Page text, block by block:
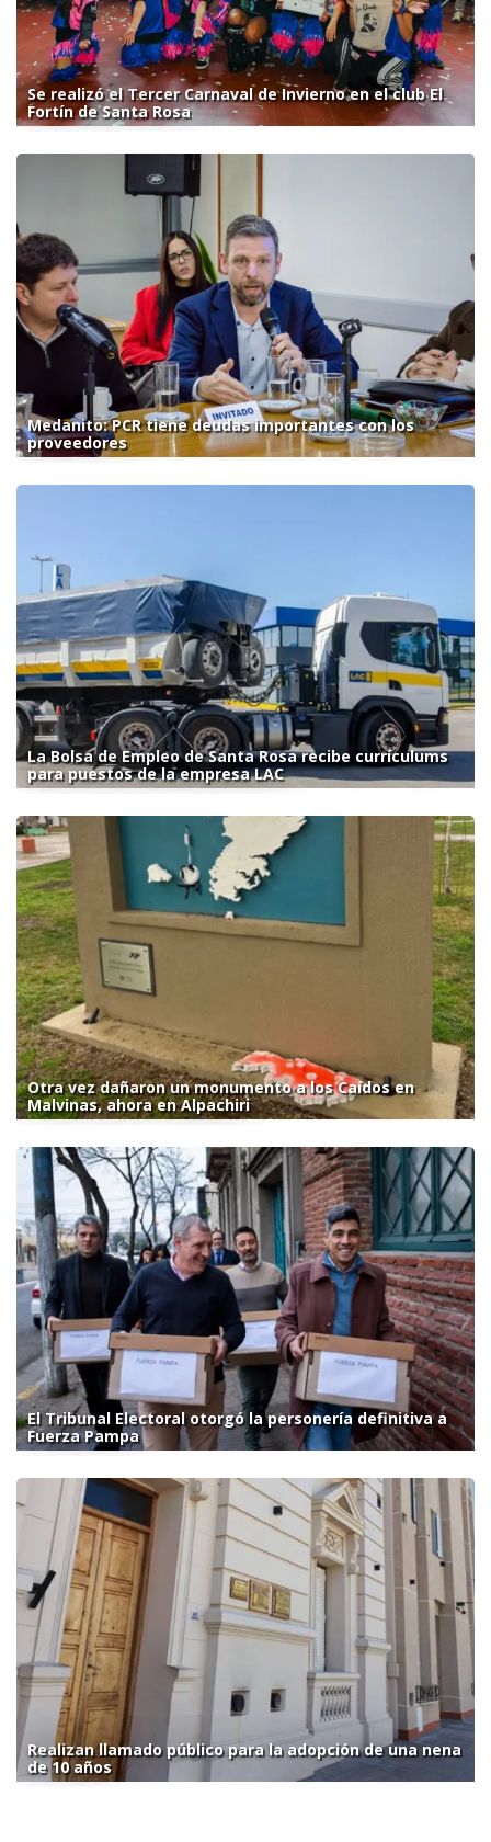
Se realizó el Tercer Carnaval de Invierno en el club El
Fortín de Santa Rosa
Medanito: PCR tiene deudas importantes con los
proveedores
La Bolsa de Empleo de Santa Rosa recibe currículums
para puestos de la empresa LAC
Otra vez dañaron un monumento a los Caídos en
Malvinas, ahora en Alpachiri
El Tribunal Electoral otorgó la personería definitiva a
Fuerza Pampa
Realizan llamado público para la adopción de una nena
de 10 años